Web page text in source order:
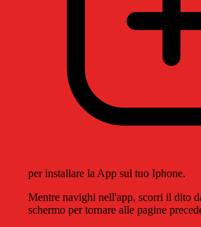
per installare la App sul tuo Iphone.
Mentre navighi nell'app, scorri il dito
schermo per tornare alle pagine